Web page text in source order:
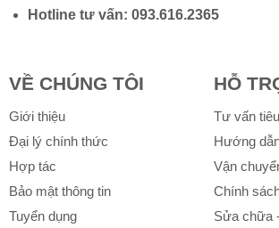
Hotline tư vấn: 093.616.2365
VỀ CHÚNG TÔI
Giới thiệu
Đại lý chính thức
Hợp tác
Bảo mật thông tin
Tuyển dụng
HỖ
Tư vấn
Hướng
Vận
Chính
Sửa chữa